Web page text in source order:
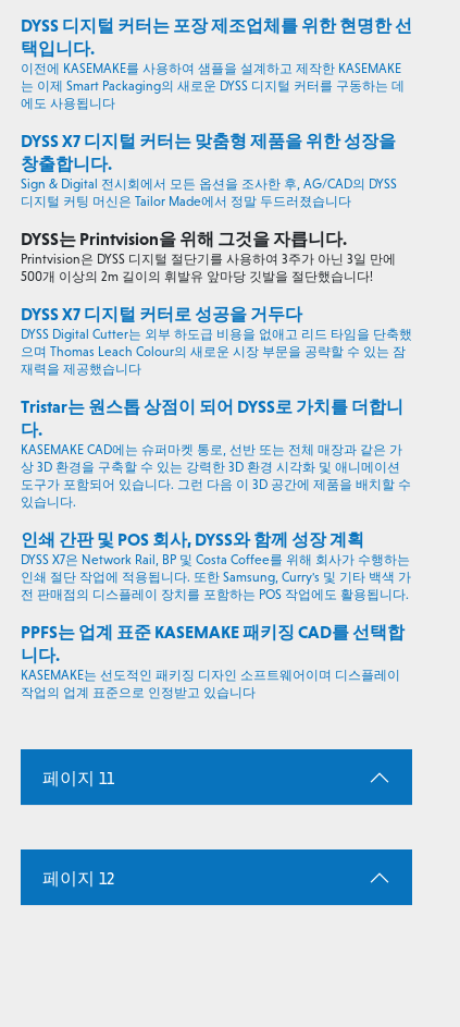
DYSS 디지털 커터는 포장 제조업체를 위한 현명한 선
택입니다.
이전에 KASEMAKE를 사용하여 샘플을 설계하고 제작한 KASEMAKE
는 이제 Smart Packaging의 새로운 DYSS 디지털 커터를 구동하는 데
에도 사용됩니다
DYSS X7 디지털 커터는 맞춤형 제품을 위한 성장을
창출합니다.
Sign & Digital 전시회에서 모든 옵션을 조사한 후, AG/CAD의 DYSS
디지털 커팅 머신은 Tailor Made에서 정말 두드러졌습니다
DYSS는 Printvision을 위해 그것을 자릅니다.
Printvision은 DYSS 디지털 절단기를 사용하여 3주가 아닌 3일 만에
500개 이상의 2m 길이의 휘발유 앞마당 깃발을 절단했습니다!
DYSS X7 디지털 커터로 성공을 거두다
DYSS Digital Cutter는 외부 하도급 비용을 없애고 리드 타임을 단축했
으며 Thomas Leach Colour의 새로운 시장 부문을 공략할 수 있는 잠
재력을 제공했습니다
Tristar는 원스톱 상점이 되어 DYSS로 가치를 더합니
다.
KASEMAKE CAD에는 슈퍼마켓 통로, 선반 또는 전체 매장과 같은 가
상 3D 환경을 구축할 수 있는 강력한 3D 환경 시각화 및 애니메이션
도구가 포함되어 있습니다. 그런 다음 이 3D 공간에 제품을 배치할 수
있습니다.
인쇄 간판 및 POS 회사, DYSS와 함께 성장 계획
DYSS X7은 Network Rail, BP 및 Costa Coffee를 위해 회사가 수행하는
인쇄 절단 작업에 적용됩니다. 또한 Samsung, Curry's 및 기타 백색 가
전 판매점의 디스플레이 장치를 포함하는 POS 작업에도 활용됩니다.
PPFS는 업계 표준 KASEMAKE 패키징 CAD를 선택합
니다.
KASEMAKE는 선도적인 패키징 디자인 소프트웨어이며 디스플레이
작업의 업계 표준으로 인정받고 있습니다
페이지 11
페이지 12